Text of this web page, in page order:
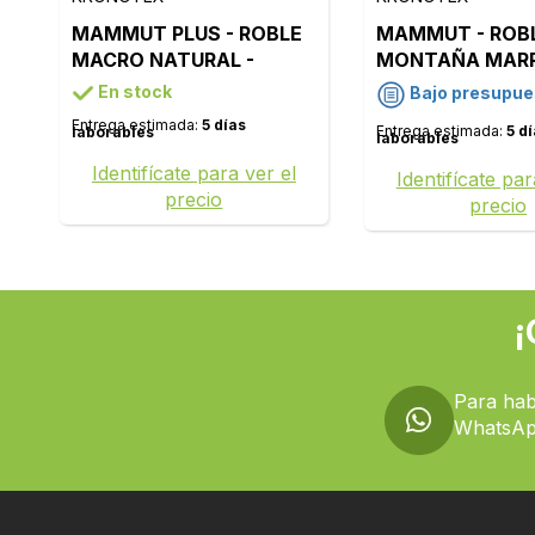
MAMMUT PLUS - ROBLE
MACRO NATURAL -
D4794
En stock
Entrega estimada: 5 días
laborables
Identifícate para ver el
precio
MAMMUT -
MONTAÑA
D4726
Bajo
Entrega estimada: 5
laborables
Identifícate
precio
Para